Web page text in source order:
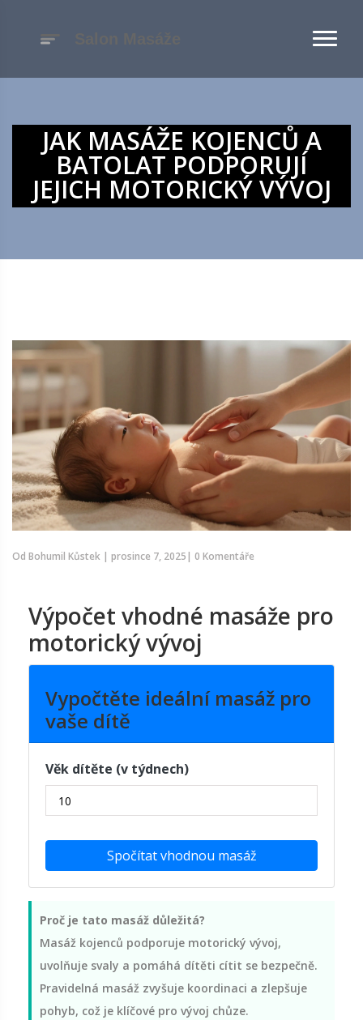
JAK MASÁŽE KOJENCŮ A
BATOLAT PODPORUJÍ
JEJICH MOTORICKÝ VÝVOJ
Od Bohumil Kůstek | prosince 7, 2025| 0 Komentáře
Výpočet vhodné masáže pro
motorický vývoj
Vypočtěte ideální masáž pro
vaše dítě
Věk dítěte (v týdnech)
Spočítat vhodnou masáž
Proč je tato masáž důležitá?
Masáž kojenců podporuje motorický vývoj,
uvolňuje svaly a pomáhá dítěti cítit se bezpečně.
Pravidelná masáž zvyšuje koordinaci a zlepšuje
pohyb, což je klíčové pro vývoj chůze.